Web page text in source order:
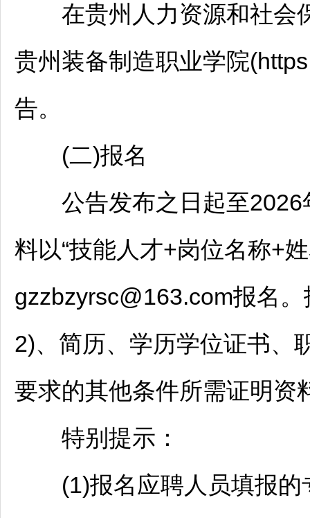
在贵州人力资源和社会
贵州装备制造职业学院
告。
(二)报名
公告发布之日起至2026
料以“技能人才+岗位名称+
gzzbzyrsc@163.com报名
2)、简历、学历学位证书、
要求的其他条件所需证明资
特别提示：
(1)报名应聘人员填报的